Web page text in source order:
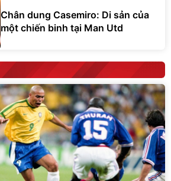
Chân dung Casemiro: Di sản của
một chiến binh tại Man Utd